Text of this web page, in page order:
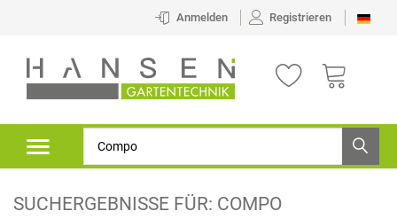
Anmelden Registrieren
SUCHERGEBNISSE FÜR: COMPO
K
T